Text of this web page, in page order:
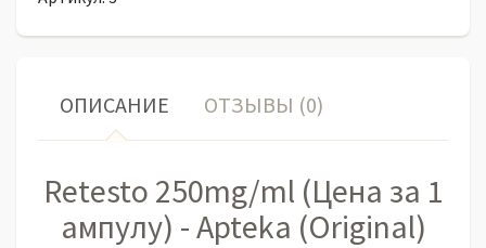
ОПИСАНИЕ ОТЗЫВЫ (0)
Retesto 250mg/ml (Цена за 1
ампулу) - Apteka (Original)